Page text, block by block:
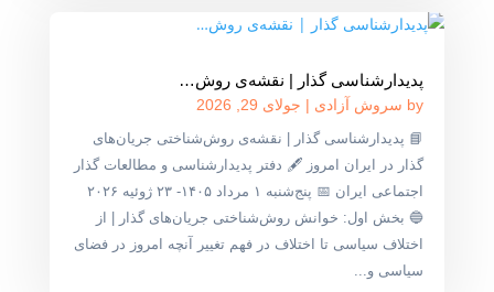
پدیدارشناسی گذار | نقشه‌ی روش‌…
by سروش آزادی | جولای 29, 2026
📘 پدیدارشناسی گذار | نقشه‌ی روش‌شناختی جریان‌های
گذار در ایران امروز 🖋 دفتر پدیدارشناسی و مطالعات گذار
اجتماعی ایران 📅 پنج‌شنبه ۱ مرداد ۱۴۰۵- ۲۳ ژوئیه ۲۰۲۶
🔵 بخش اول: خوانش روش‌شناختی جریان‌های گذار | از
اختلاف سیاسی تا اختلاف در فهم تغییر آنچه امروز در فضای
سیاسی و...